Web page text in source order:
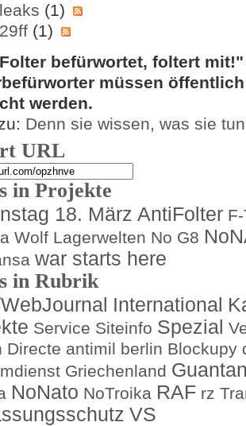
(1)
(1)
befürwortet, foltert
müssen
werden.
Denn sie wissen, was sie tun
URL
in Projekte
18. März AntiFolter
Wolf Lagerwelten No G8
war starts here
in Rubrik
International
Service Siteinfo Spezial
Directe antimil berlin Blockupy
Griechenland
NoNato NoTroika RAF rz
VS